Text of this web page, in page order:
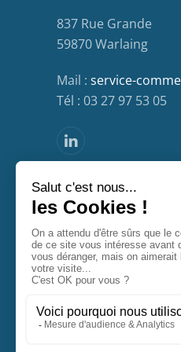
837 Rue Grande
59870 Warlaing
Mail : service-
Tél : 03 27 97 53 05